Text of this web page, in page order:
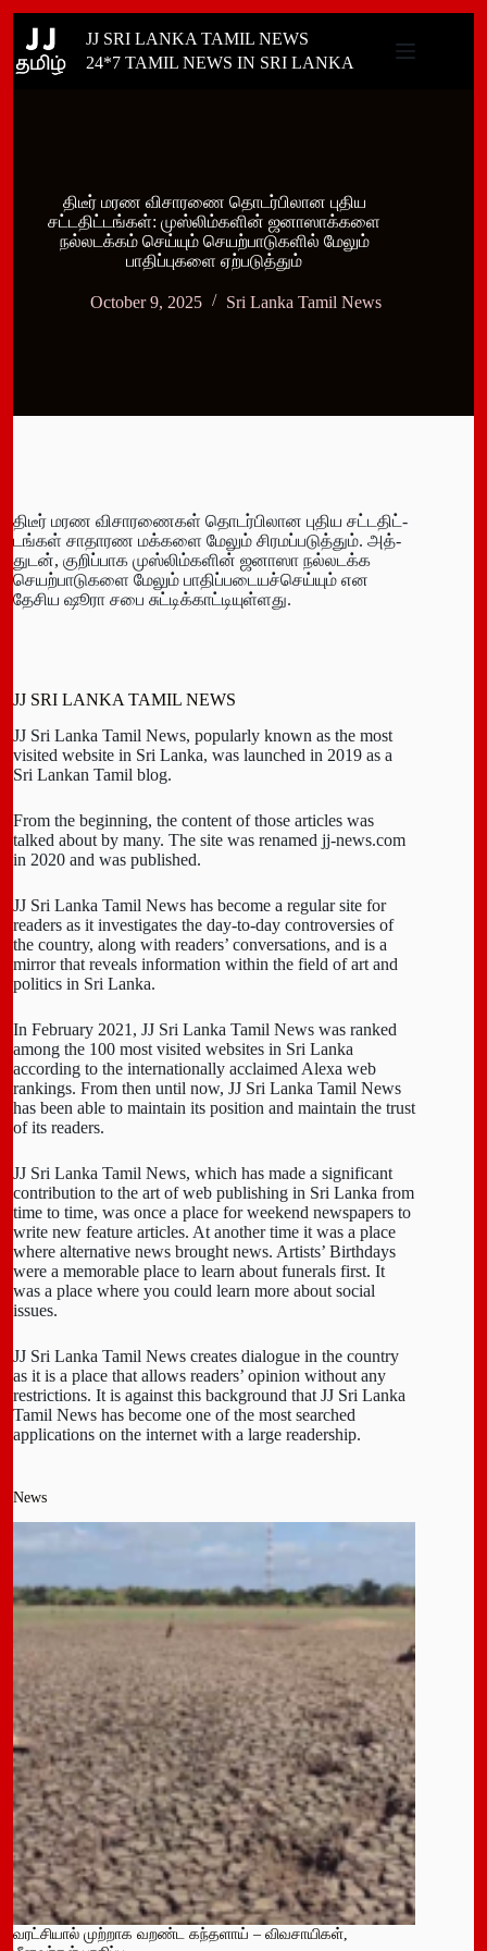
content
JJ SRI LANKA TAMIL NEWS
24*7 TAMIL NEWS IN SRI LANKA
திடீர் மரண விசாரணை தொடர்பிலான புதிய
சட்டதிட்டங்கள்: முஸ்லிம்களின் ஜனாஸாக்களை
நல்லடக்கம் செய்யும் செயற்பாடுகளில் மேலும்
பாதிப்புகளை ஏற்படுத்தும்
October 9, 2025 Sri Lanka Tamil News
திடீர் மரண விசா­ர­ணைகள் தொடர்­பி­லான புதிய சட்­ட­திட்­
டங்கள் சாதா­ரண மக்­களை மேலும் சிர­மப்படுத்தும். அத்­
துடன், குறிப்­பாக முஸ்­லிம்­களின் ஜனாஸா நல்­ல­டக்க
செயற்­பா­டு­களை மேலும் பாதிப்­ப­டை­யச்­செய்யும் என
தேசிய ஷூரா சபை சுட்டிக்காட்டியுள்ளது.
JJ SRI LANKA TAMIL NEWS
JJ Sri Lanka Tamil News, popularly known as the most
visited website in Sri Lanka, was launched in 2019 as a
Sri Lankan Tamil blog.
From the beginning, the content of those articles was
talked about by many. The site was renamed jj-news.com
in 2020 and was published.
JJ Sri Lanka Tamil News has become a regular site for
readers as it investigates the day-to-day controversies of
the country, along with readers’ conversations, and is a
mirror that reveals information within the field of art and
politics in Sri Lanka.
In February 2021, JJ Sri Lanka Tamil News was ranked
among the 100 most visited websites in Sri Lanka
according to the internationally acclaimed Alexa web
rankings. From then until now, JJ Sri Lanka Tamil News
has been able to maintain its position and maintain the trust
of its readers.
JJ Sri Lanka Tamil News, which has made a significant
contribution to the art of web publishing in Sri Lanka from
time to time, was once a place for weekend newspapers to
write new feature articles. At another time it was a place
where alternative news brought news. Artists’ Birthdays
were a memorable place to learn about funerals first. It
was a place where you could learn more about social
issues.
JJ Sri Lanka Tamil News creates dialogue in the country
as it is a place that allows readers’ opinion without any
restrictions. It is against this background that JJ Sri Lanka
Tamil News has become one of the most searched
applications on the internet with a large readership.
News
வரட்சியால் முற்றாக வறண்ட கந்தளாய் – விவசாயிகள்,